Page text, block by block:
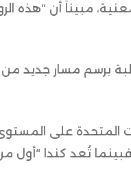
مبيناً أن “هذه
برسم مسار جديد
المتحدة على
تُعد كندا